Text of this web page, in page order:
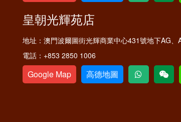
皇朝光輝苑店
地址： 澳門波爾圖街光輝商業中心431號地下AG、
電話： +853 2850 1006
Google Map 高德地圖